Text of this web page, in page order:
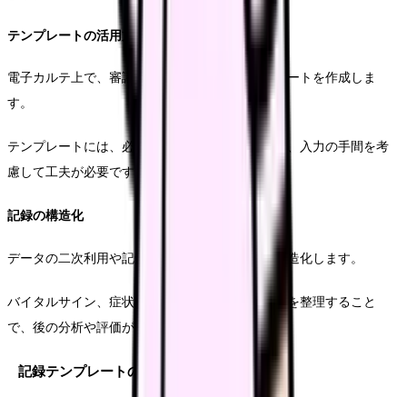
テンプレートの活用方法
電子カルテ上で、審議要件に沿った記録テンプレートを作成しま
す。
テンプレートには、必須記載項目を漏れなく含め、入力の手間を考
慮して工夫が必要です。
記録の構造化
データの二次利用や記録対応を考慮し、内容を構造化します。
バイタルサイン、症状評価、指導など内容の項目を整理すること
で、後の分析や評価が容易になります。
記録テンプレートの具体例